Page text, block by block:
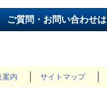
案内 サイトマップ